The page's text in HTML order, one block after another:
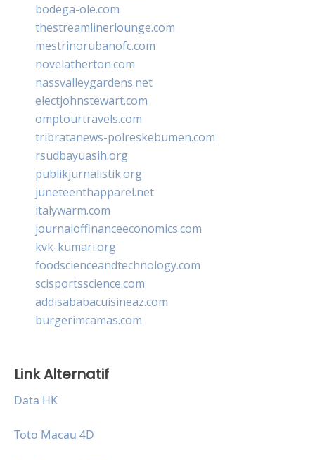
bodega-ole.com
thestreamlinerlounge.com
mestrinorubanofc.com
novelatherton.com
nassvalleygardens.net
electjohnstewart.com
omptourtravels.com
tribratanews-polreskebumen.com
rsudbayuasih.org
publikjurnalistik.org
juneteenthapparel.net
italywarm.com
journaloffinanceeconomics.com
kvk-kumari.org
foodscienceandtechnology.com
scisportsscience.com
addisababacuisineaz.com
burgerimcamas.com
Link Alternatif
Data HK
Toto Macau 4D